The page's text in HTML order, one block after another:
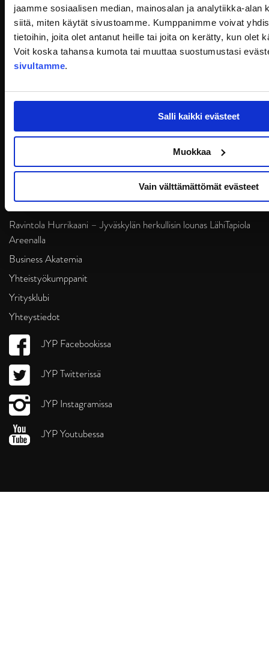
jaamme sosiaalisen median, mainosalan ja analytiikka-alan
siitä, miten käytät sivustoamme. Kumppanimme voivat
tietoihin, joita olet antanut heille tai joita on kerätty, kun olet
Voit koska tahansa kumota tai muuttaa suostumustasi
sivultamme.
Salli kaikki evästeet
Muokkaa
Vain välttämättömät evästeet
Joukkue
JYP-shop
Kumppanuus
VIP -palvelut ottelutapahtumissa
Yhteystiedot
In English
Jäädytetyt numerot & Hall of Fame
Kallen Kannu
Ravintola Hurrikaani – Jyväskylän herkullisin lounas LähiTapiola
Areenalla
Business Akatemia
Yhteistyökumppanit
Yritysklubi
Yhteystiedot
JYP Facebookissa
JYP Twitterissä
JYP Instagramissa
JYP Youtubessa